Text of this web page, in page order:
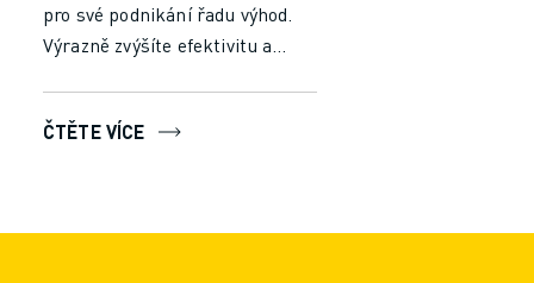
pro své podnikání řadu výhod.
Výrazně zvýšíte efektivitu a
manipulaci. Nechte roboty
výkon a minimalizovali chyby,
ČTĚTE VÍCE